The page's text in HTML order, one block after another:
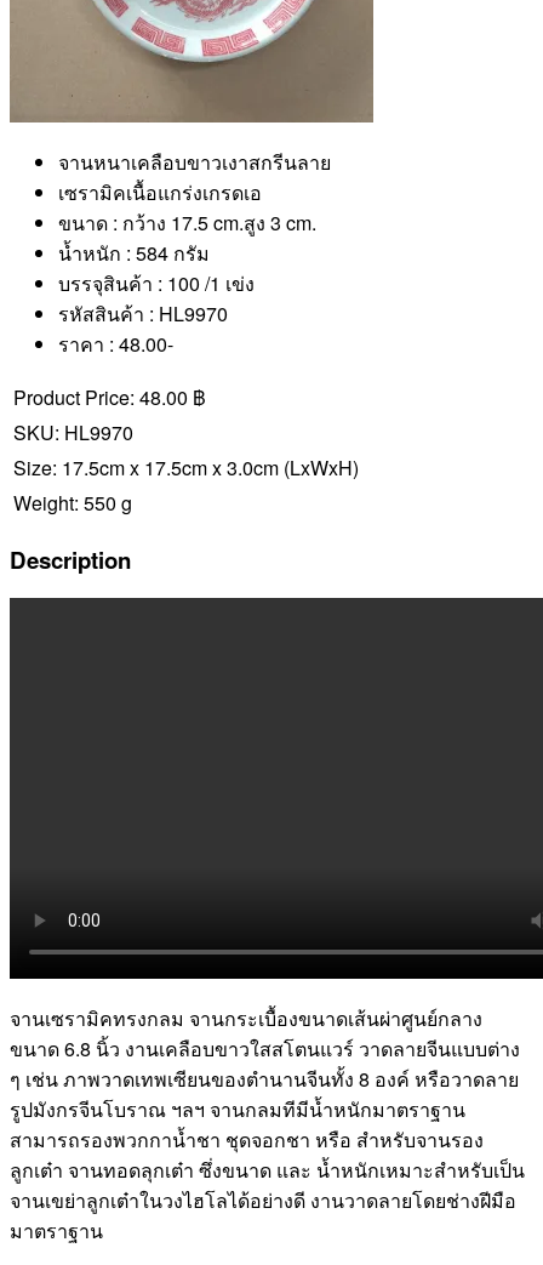
จานหนาเคลือบขาวเงาสกรีนลาย
เซรามิคเนื้อแกร่งเกรดเอ
ขนาด : กว้าง 17.5 cm.สูง 3 cm.
น้ำหนัก : 584 กรัม
บรรจุสินค้า : 100 /1 เข่ง
รหัสสินค้า : HL9970
ราคา : 48.00-
Product Price: 48.00 ฿
SKU: HL9970
Size: 17.5cm x 17.5cm x 3.0cm (LxWxH)
Weight: 550 g
Description
จานเซรามิคทรงกลม จานกระเบื้องขนาดเส้นผ่าศูนย์กลาง
ขนาด 6.8 นิ้ว งานเคลือบขาวใสสโตนแวร์ วาดลายจีนแบบต่าง
ๆ เช่น ภาพวาดเทพเซียนของตำนานจีนทั้ง 8 องค์ หรือวาดลาย
รูปมังกรจีนโบราณ ฯลฯ จานกลมทีมีน้ำหนักมาตราฐาน
สามารถรองพวกกาน้ำชา ชุดจอกชา หรือ สำหรับจานรอง
ลูกเต๋า จานทอดลุกเต๋า ซึ่งขนาด และ น้ำหนักเหมาะสำหรับเป็น
จานเขย่าลูกเต๋าในวงไฮโลได้อย่างดี งานวาดลายโดยช่างฝีมือ
มาตราฐาน